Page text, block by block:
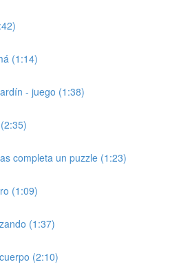
(1:14)
- juego (1:38)
completa un puzzle (1:23)
(1:09)
(1:37)
(2:10)